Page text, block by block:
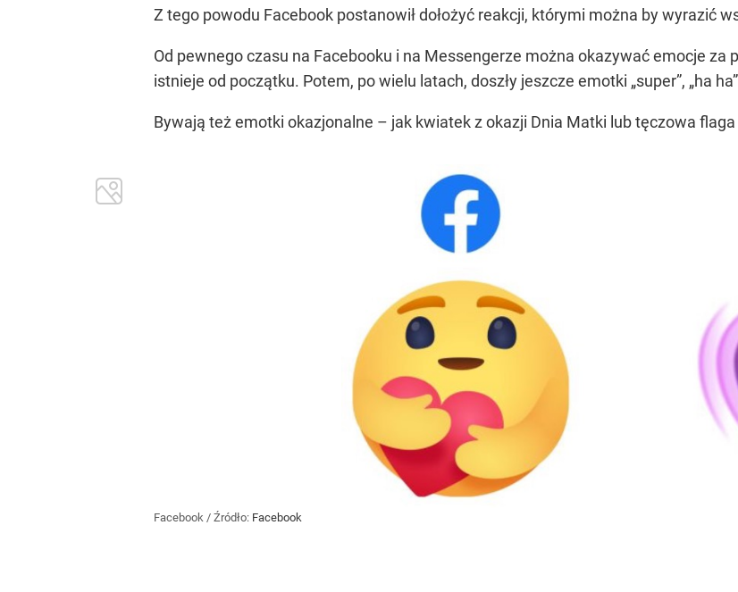
Z tego powodu Facebook postanowił dołożyć reakcji, którymi można by wyrazić
Od pewnego czasu na Facebooku i na Messengerze można okazywać emocje za
istnieje od początku. Potem, po wielu latach, doszły jeszcze emotki „super”, „ha
Bywają też emotki okazjonalne – jak kwiatek z okazji Dnia Matki lub tęczowa
Facebook / Źródło: Facebook